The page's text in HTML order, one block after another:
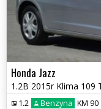
Honda Jazz
1.2 Benzyna KM 90